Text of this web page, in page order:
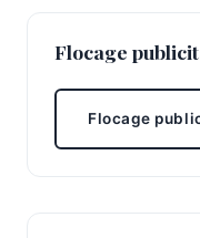
Flocage
Flocage